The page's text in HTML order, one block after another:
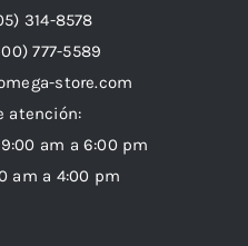
314-8578
777-5589
store.com
atención:
am a 6:00 pm
am a 4:00 pm